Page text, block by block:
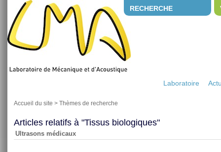
RECHERCHE
Laboratoire
Accueil du site > Thèmes de recherche
Articles relatifs à "Tissus biologiques"
Ultrasons médicaux